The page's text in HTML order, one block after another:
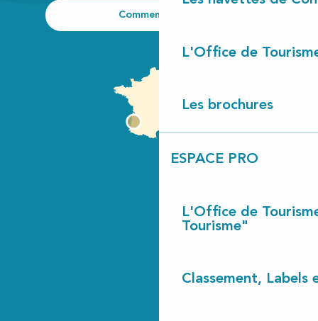
L'Office de
Les brochures
ESPACE PRO
L'Office de
Tourisme"
Classement, Labels
Comment venir ?